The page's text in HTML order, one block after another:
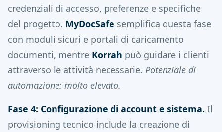
credenziali di accesso, preferenze e specifiche
del progetto. MyDocSafe semplifica questa fase
con moduli sicuri e portali di caricamento
documenti, mentre Korrah può guidare i clienti
attraverso le attività necessarie. Potenziale di
automazione: molto elevato.
Fase 4: Configurazione di account e sistema. Il
provisioning tecnico include la creazione di